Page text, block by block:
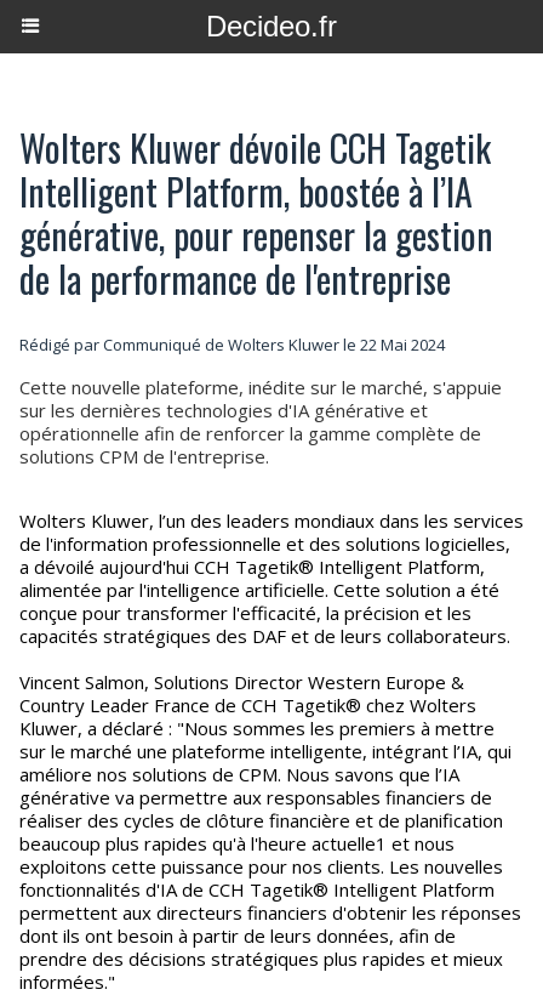
Decideo.fr
Wolters Kluwer dévoile CCH Tagetik
Intelligent Platform, boostée à l’IA
générative, pour repenser la gestion
de la performance de l'entreprise
Rédigé par Communiqué de Wolters Kluwer le 22 Mai 2024
Cette nouvelle plateforme, inédite sur le marché, s'appuie
sur les dernières technologies d'IA générative et
opérationnelle afin de renforcer la gamme complète de
solutions CPM de l'entreprise.
Wolters Kluwer, l’un des leaders mondiaux dans les services
de l'information professionnelle et des solutions logicielles,
a dévoilé aujourd'hui CCH Tagetik® Intelligent Platform,
alimentée par l'intelligence artificielle. Cette solution a été
conçue pour transformer l'efficacité, la précision et les
capacités stratégiques des DAF et de leurs collaborateurs.
Vincent Salmon, Solutions Director Western Europe &
Country Leader France de CCH Tagetik® chez Wolters
Kluwer, a déclaré : "Nous sommes les premiers à mettre
sur le marché une plateforme intelligente, intégrant l’IA, qui
améliore nos solutions de CPM. Nous savons que l’IA
générative va permettre aux responsables financiers de
réaliser des cycles de clôture financière et de planification
beaucoup plus rapides qu'à l'heure actuelle1 et nous
exploitons cette puissance pour nos clients. Les nouvelles
fonctionnalités d'IA de CCH Tagetik® Intelligent Platform
permettent aux directeurs financiers d'obtenir les réponses
dont ils ont besoin à partir de leurs données, afin de
prendre des décisions stratégiques plus rapides et mieux
informées."